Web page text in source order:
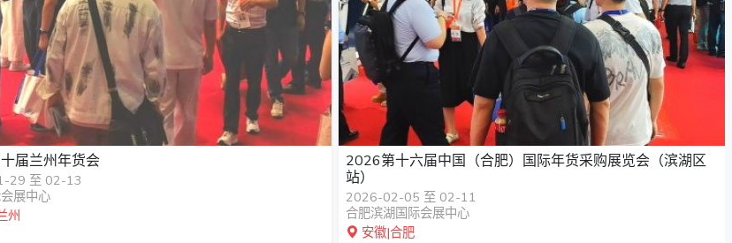
届兰州年货会
29 至 02-13
展中心
州
2026第十六届中国（合肥）国际年货采购展览会（滨湖区
站）
2026-02-05 至 02-11
合肥滨湖国际会展中心
安徽|合肥